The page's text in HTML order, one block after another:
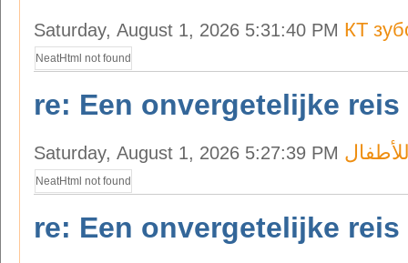
Saturday, August 1, 2026 5:31:40 PM КТ
NeatHtml not found
re: Een onvergetelijke reis
Saturday, August 1, 2026 5:27:39 PM
NeatHtml not found
re: Een onvergetelijke reis